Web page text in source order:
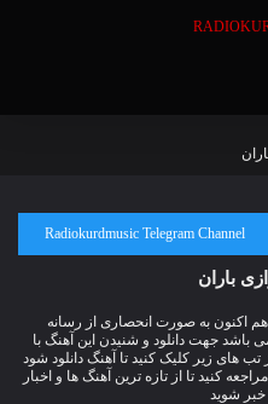
Radiokurdmusic Telegram Channel
باران
هم اکنون به صورت انحصاری از رسانه
جهت دانلود و شنیدن این آهنگ با
روی یکی از تب های زیر کلیک کنید تا آهنگ دانلود شود
کنید تا از تازه ترین آهنگ ها و اخبار
شوید